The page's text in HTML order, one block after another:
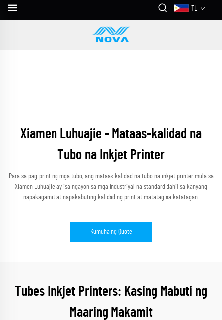
TL
Xiamen Luhuajie - Mataas-kalidad na
Tubo na Inkjet Printer
Para sa pag-print ng mga tubo, ang mataas-kalidad na tubo na inkjet printer mula sa
Xiamen Luhuajie ay isa ngayon sa mga industriyal na standard dahil sa kanyang
napakagamit at napakabuting kalidad ng print at matatag na katatagan.
Kumuha ng Quote
Tubes Inkjet Printers: Kasing Mabuti ng
Maaring Makamit